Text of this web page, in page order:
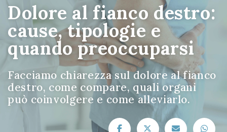
Dolore al fianco destro:
cause, tipologie e
quando preoccuparsi
Facciamo chiarezza sul dolore al fianco
destro, come compare, quali organi
può coinvolgere e come alleviarlo.